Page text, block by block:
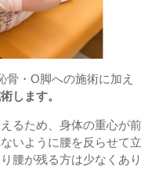
骨・O脚への施術に加え
します。
るため、身体の重心が前
いように腰を反らせて立
腰が残る方は少なくあり